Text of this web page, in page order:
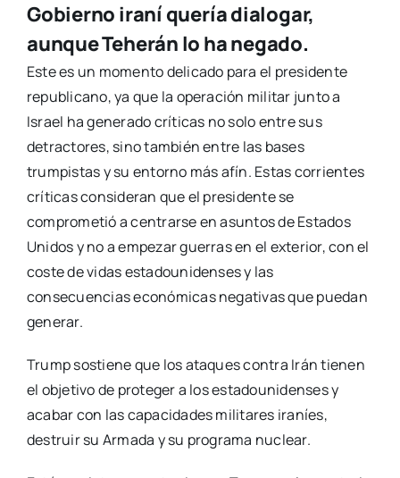
Gobierno iraní quería dialogar,
aunque Teherán lo ha negado.
Este es un momento delicado para el presidente
republicano, ya que la operación militar junto a
Israel ha generado críticas no solo entre sus
detractores, sino también entre las bases
trumpistas y su entorno más afín. Estas corrientes
críticas consideran que el presidente se
comprometió a centrarse en asuntos de Estados
Unidos y no a empezar guerras en el exterior, con el
coste de vidas estadounidenses y las
consecuencias económicas negativas que puedan
generar.
Trump sostiene que los ataques contra Irán tienen
el objetivo de proteger a los estadounidenses y
acabar con las capacidades militares iraníes,
destruir su Armada y su programa nuclear.